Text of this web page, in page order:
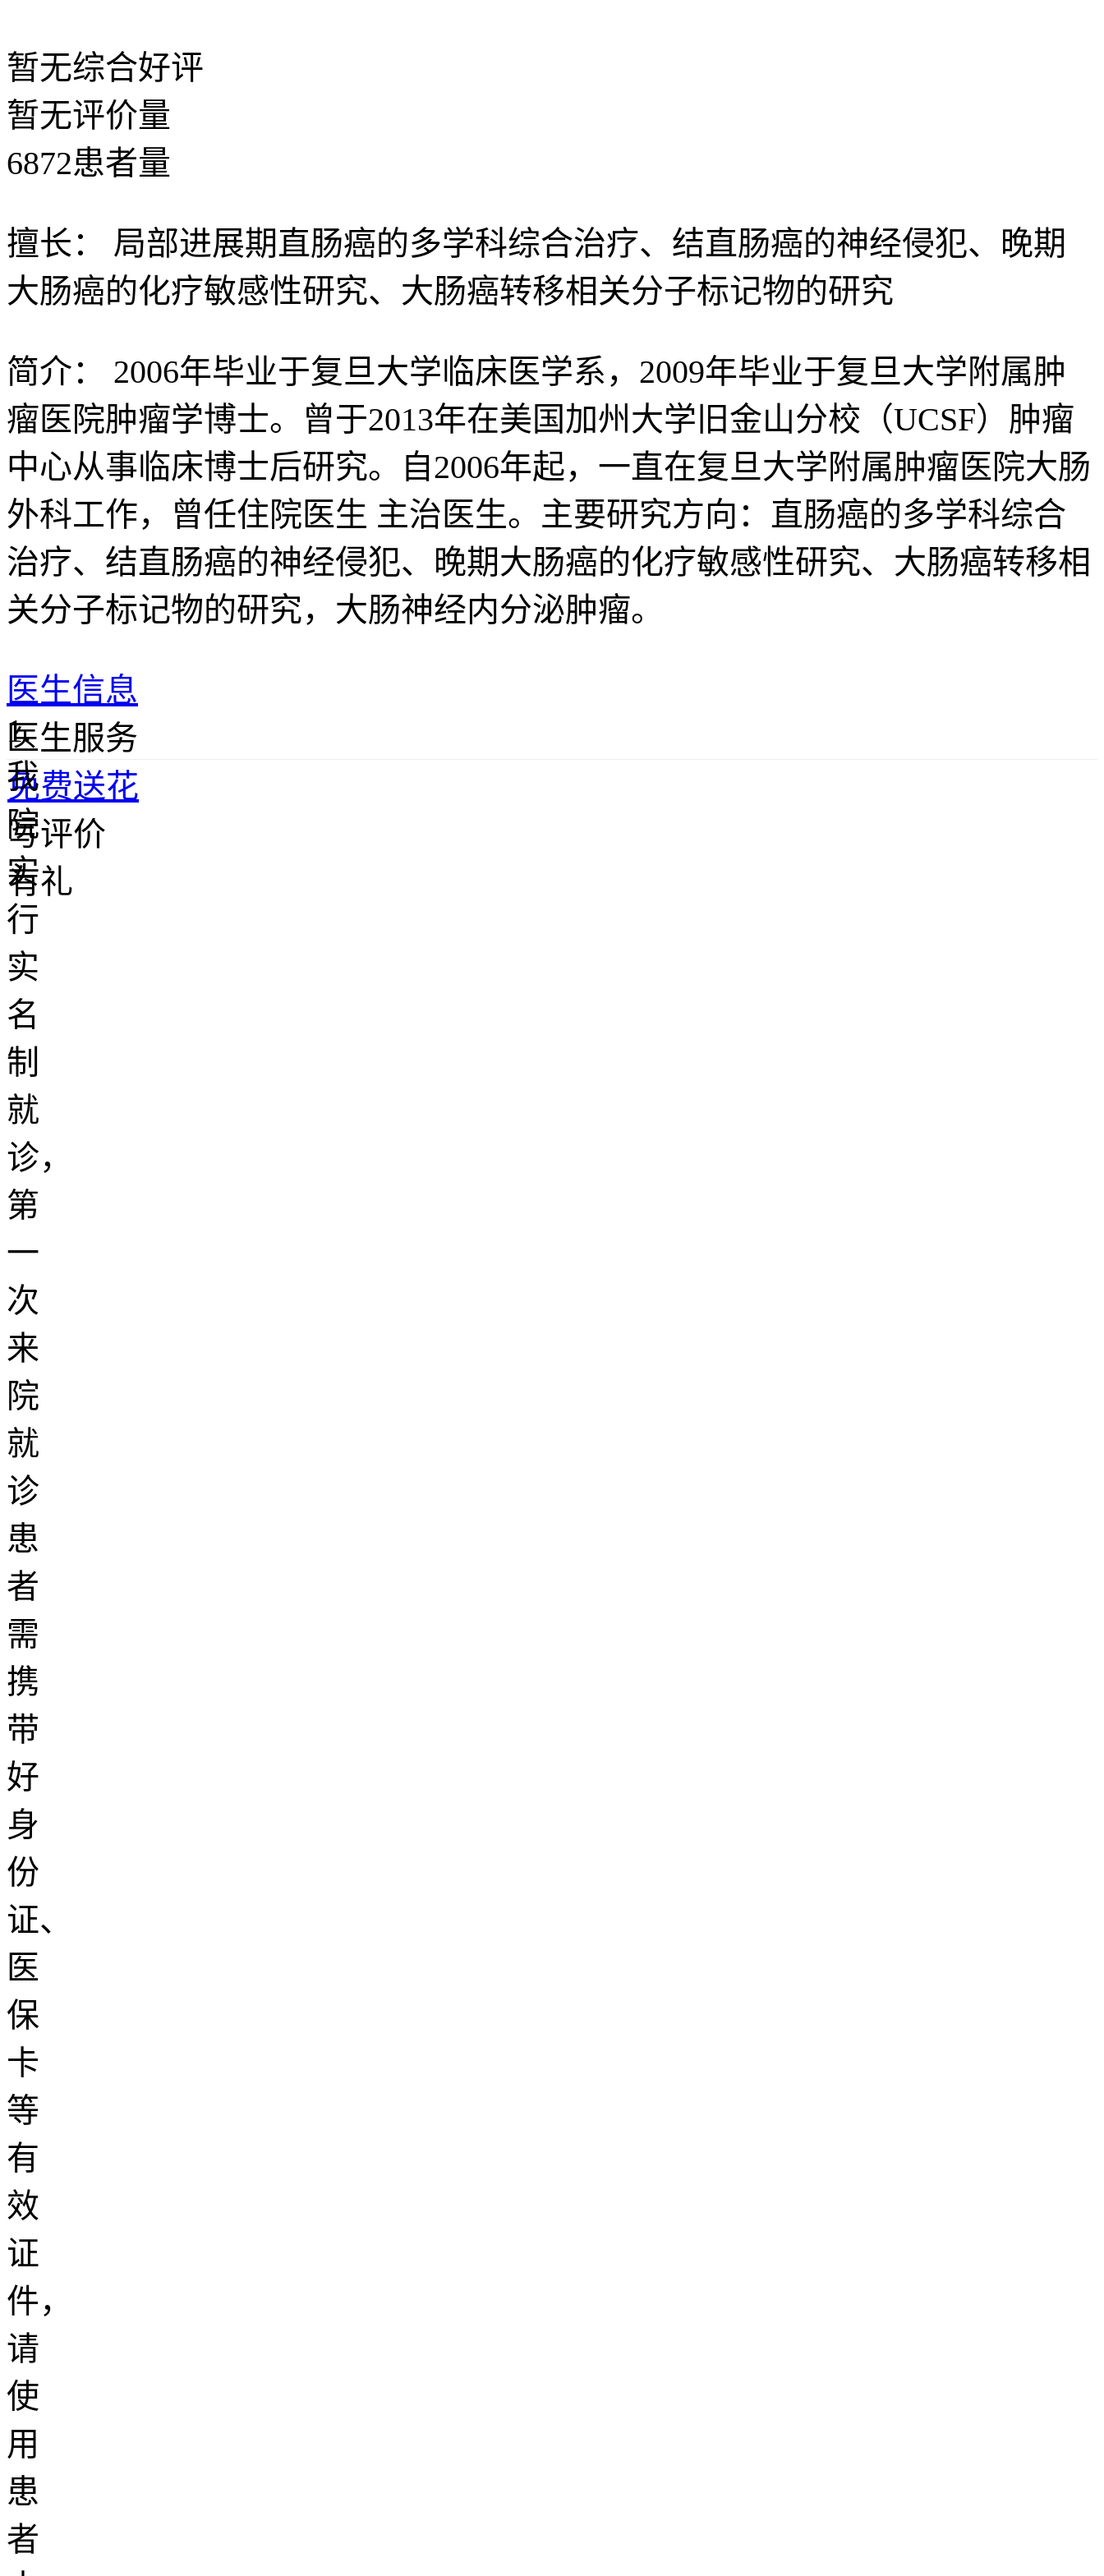
暂无综合好评
暂无评价量
6872患者量
擅长：
局部进展期直肠癌的多学科综合治疗、结直肠癌的神经侵犯、晚期
大肠癌的化疗敏感性研究、大肠癌转移相关分子标记物的研究
简介：
2006年毕业于复旦大学临床医学系，2009年毕业于复旦大学附属肿
瘤医院肿瘤学博士。曾于2013年在美国加州大学旧金山分校（UCSF）肿瘤
中心从事临床博士后研究。自2006年起，一直在复旦大学附属肿瘤医院大肠
外科工作，曾任住院医生 主治医生。主要研究方向：直肠癌的多学科综合
治疗、结直肠癌的神经侵犯、晚期大肠癌的化疗敏感性研究、大肠癌转移相
关分子标记物的研究，大肠神经内分泌肿瘤。
医生信息
1.
我
院
实
行
实
名
制
就
诊，
第
一
次
来
院
就
诊
患
者
需
携
带
好
身
份
证、
医
保
卡
等
有
效
证
件，
请
使
用
患
者
医生服务
免费送花
写评价
有礼